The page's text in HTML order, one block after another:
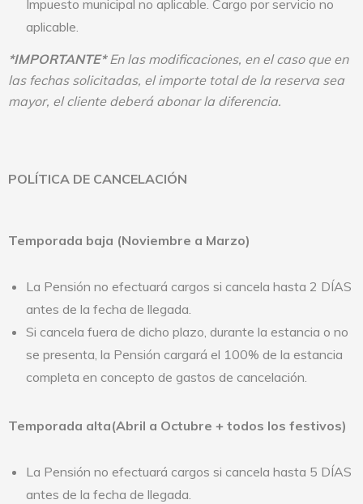
Impuesto municipal no aplicable. Cargo por servicio no
aplicable.
*IMPORTANTE*En las modificaciones, en el caso que en
las fechas solicitadas, el importe total de la reserva sea
mayor, el cliente deberá abonar la diferencia.
POLÍTICA DE CANCELACIÓN
Temporada baja (Noviembre a Marzo)
La Pensión no efectuará cargos si cancela hasta 2 DÍAS
antes de la fecha de llegada.
Si cancela fuera de dicho plazo, durante la estancia o no
se presenta, la Pensión cargará el 100% de la estancia
completa en concepto de gastos de cancelación.
Temporada alta(Abril a Octubre + todos los festivos)
La Pensión no efectuará cargos si cancela hasta 5 DÍAS
antes de la fecha de llegada.